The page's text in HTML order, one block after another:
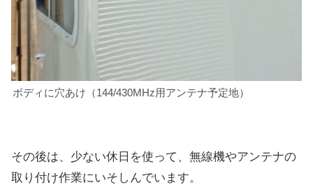
ボディに穴あけ（144/430MHz用アンテナ予定地）
その後は、少ない休日を使って、無線機やアンテナの
取り付け作業にいそしんでいます。